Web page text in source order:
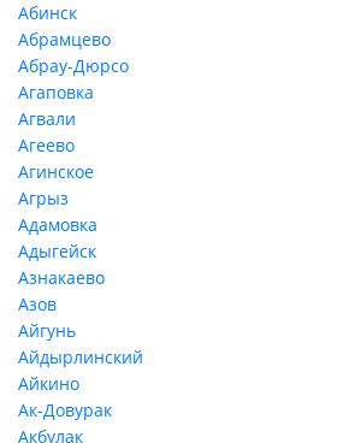
Абинск
Абрамцево
Абрау-Дюрсо
Агаповка
Агвали
Агеево
Агинское
Агрыз
Адамовка
Адыгейск
Азнакаево
Азов
Айгунь
Айдырлинский
Айкино
Ак-Довурак
Акбулак